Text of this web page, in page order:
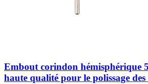
Embout corindon hémisphérique
haute qualité pour le polissage des